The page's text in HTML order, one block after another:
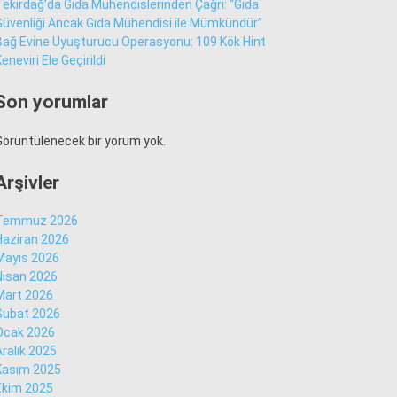
Sür Manşet
Gıda Mühendislerinden Çağrı: “Gıda
Ancak Gıda Mühendisi ile Mümkündür”
Evine Uyuşturucu Operasyonu: 109 Kök Hint
Ele Geçirildi
yorumlar
bir yorum yok.
2026
2026
2026
2026
2026
2026
2026
2025
2025
2025